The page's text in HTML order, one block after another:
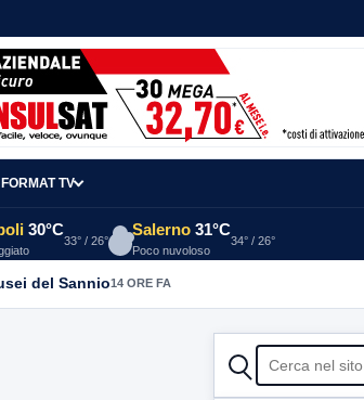
FORMAT TV
30°C
33° / 26°
Salerno 31°C
Poco nuvoloso
34° / 26°
del Sannio14 ORE FA
CERCA